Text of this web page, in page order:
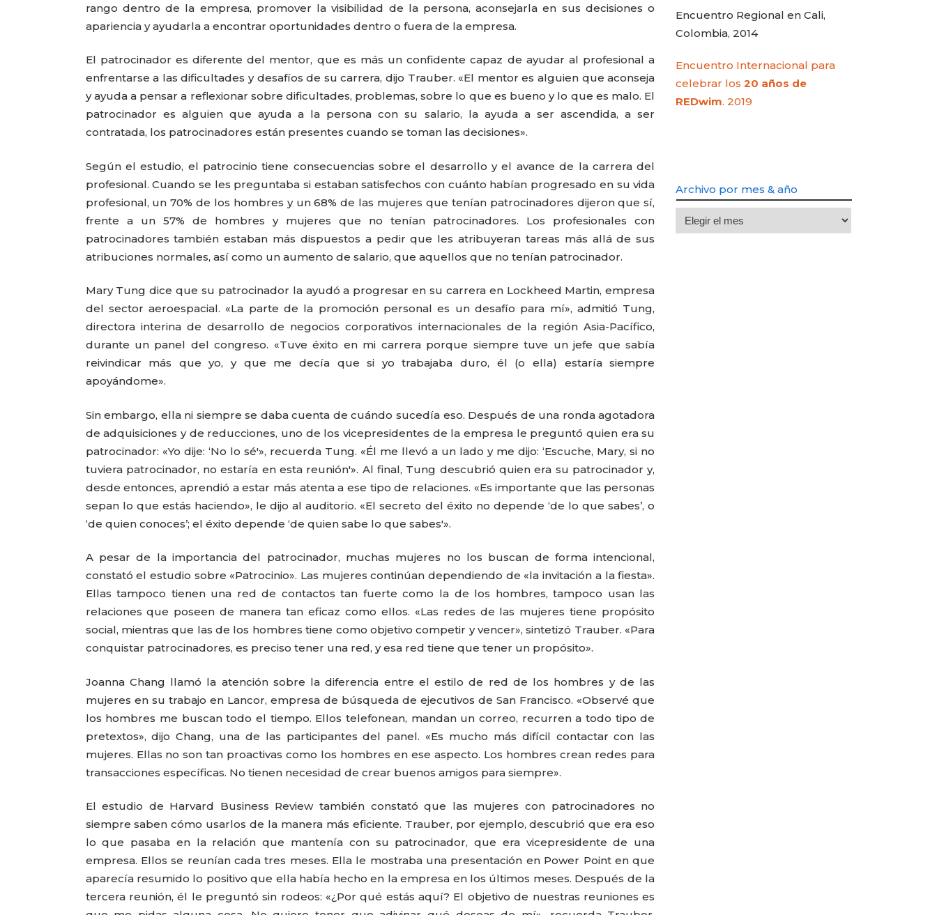
rango dentro de la empresa, promover la visibilidad de la persona, aconsejarla en sus decisiones o
apariencia y ayudarla a encontrar oportunidades dentro o fuera de la empresa.
El patrocinador es diferente del mentor, que es más un confidente capaz de ayudar al profesional a
enfrentarse a las dificultades y desafíos de su carrera, dijo Trauber. «El mentor es alguien que aconseja
y ayuda a pensar a reflexionar sobre dificultades, problemas, sobre lo que es bueno y lo que es malo. El
patrocinador es alguien que ayuda a la persona con su salario, la ayuda a ser ascendida, a ser
contratada, los patrocinadores están presentes cuando se toman las decisiones».
Según el estudio, el patrocinio tiene consecuencias sobre el desarrollo y el avance de la carrera del
profesional. Cuando se les preguntaba si estaban satisfechos con cuánto habían progresado en su vida
profesional, un 70% de los hombres y un 68% de las mujeres que tenían patrocinadores dijeron que sí,
frente a un 57% de hombres y mujeres que no tenían patrocinadores. Los profesionales con
patrocinadores también estaban más dispuestos a pedir que les atribuyeran tareas más allá de sus
atribuciones normales, así como un aumento de salario, que aquellos que no tenían patrocinador.
Mary Tung dice que su patrocinador la ayudó a progresar en su carrera en Lockheed Martin, empresa
del sector aeroespacial. «La parte de la promoción personal es un desafío para mí», admitió Tung,
directora interina de desarrollo de negocios corporativos internacionales de la región Asia-Pacífico,
durante un panel del congreso. «Tuve éxito en mi carrera porque siempre tuve un jefe que sabía
reivindicar más que yo, y que me decía que si yo trabajaba duro, él (o ella) estaría siempre
apoyándome».
Sin embargo, ella ni siempre se daba cuenta de cuándo sucedía eso. Después de una ronda agotadora
de adquisiciones y de reducciones, uno de los vicepresidentes de la empresa le preguntó quien era su
patrocinador: «Yo dije: ‘No lo sé'», recuerda Tung. «Él me llevó a un lado y me dijo: ‘Escuche, Mary, si no
tuviera patrocinador, no estaría en esta reunión'». Al final, Tung descubrió quien era su patrocinador y,
desde entonces, aprendió a estar más atenta a ese tipo de relaciones. «Es importante que las personas
sepan lo que estás haciendo», le dijo al auditorio. «El secreto del éxito no depende ‘de lo que sabes’, o
‘de quien conoces’; el éxito depende ‘de quien sabe lo que sabes'».
A pesar de la importancia del patrocinador, muchas mujeres no los buscan de forma intencional,
constató el estudio sobre «Patrocinio». Las mujeres continúan dependiendo de «la invitación a la fiesta».
Ellas tampoco tienen una red de contactos tan fuerte como la de los hombres, tampoco usan las
relaciones que poseen de manera tan eficaz como ellos. «Las redes de las mujeres tiene propósito
social, mientras que las de los hombres tiene como objetivo competir y vencer», sintetizó Trauber. «Para
conquistar patrocinadores, es preciso tener una red, y esa red tiene que tener un propósito».
Joanna Chang llamó la atención sobre la diferencia entre el estilo de red de los hombres y de las
mujeres en su trabajo en Lancor, empresa de búsqueda de ejecutivos de San Francisco. «Observé que
los hombres me buscan todo el tiempo. Ellos telefonean, mandan un correo, recurren a todo tipo de
pretextos», dijo Chang, una de las participantes del panel. «Es mucho más difícil contactar con las
mujeres. Ellas no son tan proactivas como los hombres en ese aspecto. Los hombres crean redes para
transacciones específicas. No tienen necesidad de crear buenos amigos para siempre».
El estudio de Harvard Business Review también constató que las mujeres con patrocinadores no
siempre saben cómo usarlos de la manera más eficiente. Trauber, por ejemplo, descubrió que era eso
lo que pasaba en la relación que mantenía con su patrocinador, que era vicepresidente de una
empresa. Ellos se reunían cada tres meses. Ella le mostraba una presentación en Power Point en que
aparecía resumido lo positivo que ella había hecho en la empresa en los últimos meses. Después de la
tercera reunión, él le preguntó sin rodeos: «¿Por qué estás aquí? El objetivo de nuestras reuniones es
Encuentro Regional en Cali,
Colombia, 2014
Encuentro Internacional para
celebrar los20 años de
REDwim. 2019
Archivo por mes & año
Archivo
por